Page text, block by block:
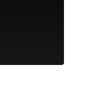
Festifs ?